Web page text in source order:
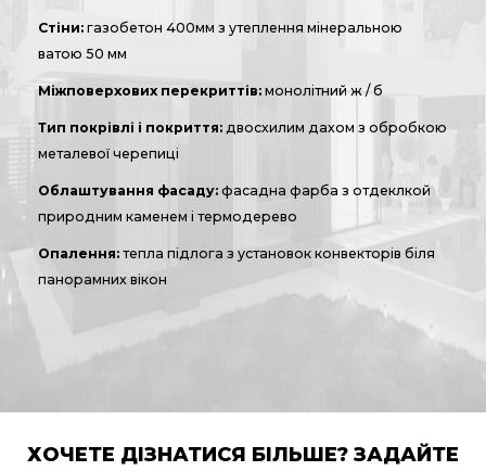
Стіни: газобетон 400мм з утеплення мінеральною
ватою 50 мм
Міжповерхових перекриттів: монолітний ж / б
Тип покрівлі і покриття: двосхилим дахом з обробкою
металевої черепиці
Облаштування фасаду: фасадна фарба з отдеклкой
природним каменем і термодерево
Опалення: тепла підлога з установок конвекторів біля
панорамних вікон
ХОЧЕТЕ ДІЗНАТИСЯ БІЛЬШЕ? ЗАДАЙТЕ